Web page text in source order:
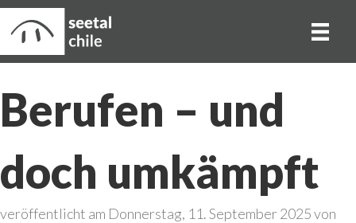
Berufen – und
doch umkämpft
veröffentlicht am Donnerstag, 11. September 2025 von